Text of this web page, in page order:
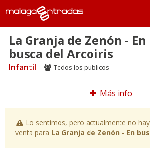
La Granja de Zenón - En
busca del Arcoiris
Infantil Todos los públicos
Más info
Lo sentimos, pero actualmente no
venta para La Granja de Zenón - En